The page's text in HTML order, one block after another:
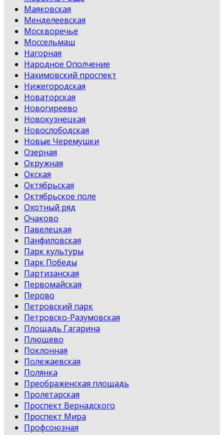
Маяковская
Менделеевская
Москворечье
Моссельмаш
Нагорная
Народное Ополчение
Нахимовский проспект
Нижегородская
Новаторская
Новогиреево
Новокузнецкая
Новослободская
Новые Черемушки
Озерная
Окружная
Окская
Октябрьская
Октябрьское поле
Охотный ряд
Очаково
Павелецкая
Панфиловская
Парк культуры
Парк Победы
Партизанская
Первомайская
Перово
Петровский парк
Петровско-Разумовская
Площадь Гагарина
Плющево
Поклонная
Полежаевская
Полянка
Преображенская площадь
Пролетарская
Проспект Вернадского
Проспект Мира
Профсоюзная